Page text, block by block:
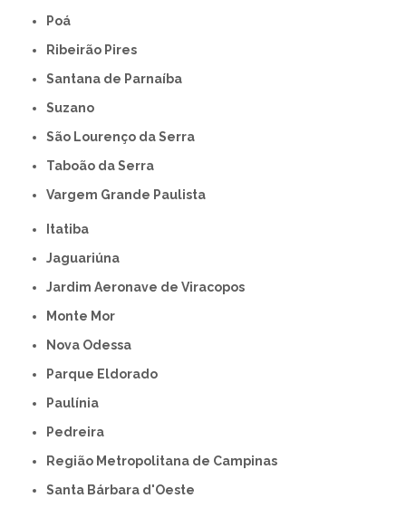
Poá
Ribeirão Pires
Santana de Parnaíba
Suzano
São Lourenço da Serra
Taboão da Serra
Vargem Grande Paulista
Itatiba
Jaguariúna
Jardim Aeronave de Viracopos
Monte Mor
Nova Odessa
Parque Eldorado
Paulínia
Pedreira
Região Metropolitana de Campinas
Santa Bárbara d'Oeste